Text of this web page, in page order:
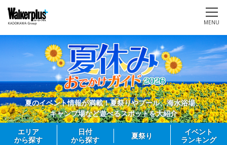
MENU
夏のイベント情報が満載！夏祭りやプール、海水浴場、
キャンプ場など遊べるスポットを大紹介
エリア
から探す
日付
から探す
夏祭り
イベント
ランキング